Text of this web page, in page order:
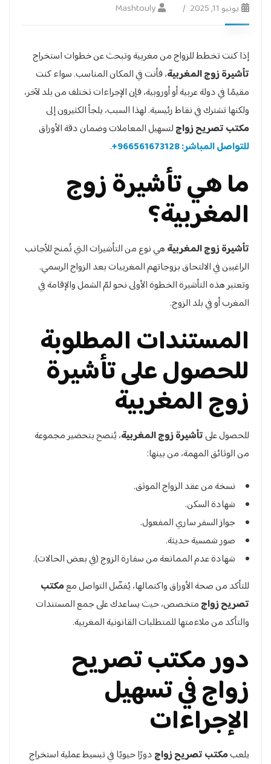
يونيو 11, 2025 Mashtouly
إذا كنت تخطط للزواج من مغربية وتبحث عن خطوات استخراج
تأشيرة زوج المغربية، فأنت في المكان المناسب. سواء كنت
مقيمًا في دولة عربية أو أوروبية، فإن الإجراءات تختلف من بلد لآخر،
ولكنها تشترك في نقاط رئيسية. لهذا السبب، يلجأ الكثيرون إلى
مكتب تصريح زواجلتسهيل المعاملات وضمان دقة الأوراق
للتواصل المباشر: 966561673128+
.
ما هي تأشيرة زوج
المغربية؟
تأشيرة زوج المغربيةهي نوع من التأشيرات التي تُمنح للأجانب
الراغبين في الالتحاق بزوجاتهم المغربيات بعد الزواج الرسمي.
وتعتبر هذه التأشيرة الخطوة الأولى نحو لمّ الشمل والإقامة في
المغرب أو في بلد الزوج.
المستندات المطلوبة
للحصول على تأشيرة
زوج المغربية
للحصول علىتأشيرة زوج المغربية، يُنصح بتحضير مجموعة
من الوثائق المهمة، من بينها:
نسخة من عقد الزواج الموثق.
شهادة السكن.
جواز السفر ساري المفعول.
صور شمسية حديثة.
شهادة عدم الممانعة من سفارة الزوج (في بعض الحالات).
للتأكد من صحة الأوراق واكتمالها، يُفضّل التواصل معمكتب
تصريح زواجمتخصص، حيث يساعدك على جمع المستندات
والتأكد من ملاءمتها للمتطلبات القانونية المغربية.
دور مكتب تصريح
زواج في تسهيل
الإجراءات
يلعبمكتب تصريح زواجدورًا حيويًا في تبسيط عملية استخراج